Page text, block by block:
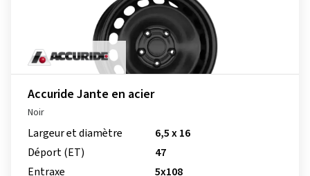
Accuride Jante en acier
Noir
Largeur et diamètre
6,5 x 16
Déport (ET)
47
Entraxe
5x108